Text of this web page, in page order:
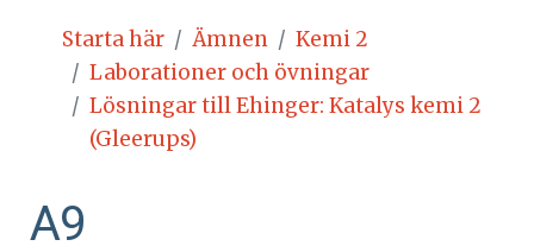
Starta här Ämnen
Kemi 2
Laborationer och övningar
Lösningar till Ehinger: Katalys kemi 2
(Gleerups)
A9